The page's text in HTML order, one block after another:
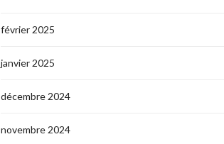
février 2025
janvier 2025
décembre 2024
novembre 2024